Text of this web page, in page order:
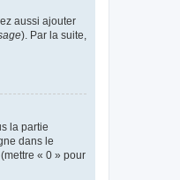
aussi ajouter
). Par la suite,
la partie
dans le
« 0 » pour